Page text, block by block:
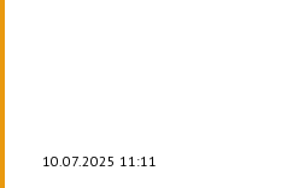
10.07.2025 11:11